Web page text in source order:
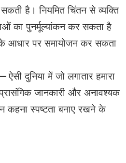
है। नियमित चिंतन से व्यक्ति
का पुनर्मूल्यांकन कर सकता है
आधार पर समायोजन कर सकता
ऐसी दुनिया में जो लगातार हमारा
जानकारी और अनावश्यक
कहना स्पष्टता बनाए रखने के